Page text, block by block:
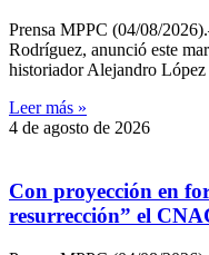
Prensa MPPC (04/08/
Rodríguez, anunció este
historiador Alejandro
Leer más »
4 de agosto de 2026
Con proyección en
resurrección” el